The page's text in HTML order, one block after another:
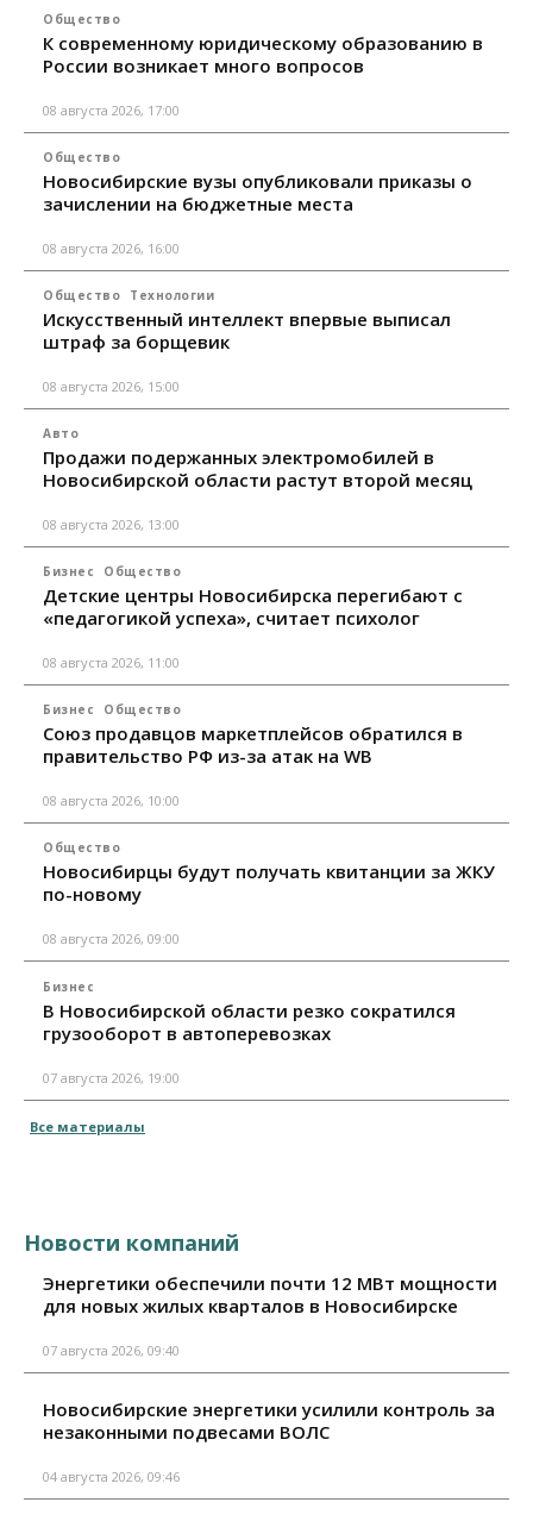
Общество
К современному юридическому образованию в
России возникает много вопросов
08 августа 2026, 17:00
Общество
Новосибирские вузы опубликовали приказы о
зачислении на бюджетные места
08 августа 2026, 16:00
Общество Технологии
Искусственный интеллект впервые выписал
штраф за борщевик
08 августа 2026, 15:00
Авто
Продажи подержанных электромобилей в
Новосибирской области растут второй месяц
08 августа 2026, 13:00
Бизнес Общество
Детские центры Новосибирска перегибают с
«педагогикой успеха», считает психолог
08 августа 2026, 11:00
Бизнес Общество
Союз продавцов маркетплейсов обратился в
правительство РФ из-за атак на WB
08 августа 2026, 10:00
Общество
Новосибирцы будут получать квитанции за ЖКУ
по-новому
08 августа 2026, 09:00
Бизнес
В Новосибирской области резко сократился
грузооборот в автоперевозках
07 августа 2026, 19:00
Все материалы
Новости компаний
Энергетики обеспечили почти 12 МВт мощности
для новых жилых кварталов в Новосибирске
07 августа 2026, 09:40
Новосибирские энергетики усилили контроль за
незаконными подвесами ВОЛС
04 августа 2026, 09:46